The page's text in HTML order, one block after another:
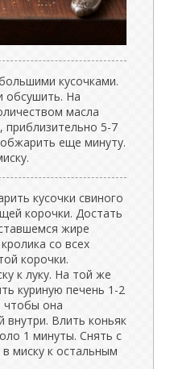
кусочками.
обсушить. На
масла
приблизительно 5-7
еще минуту.
кусочки свиного
корочки. Достать
жире
со всех
корочки.
к луку. На той же
куриную печень 1-2
чтобы она
внутри. Влить коньяк
1 минуты. Снять с
миску к остальным